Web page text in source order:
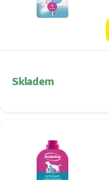
Skladem